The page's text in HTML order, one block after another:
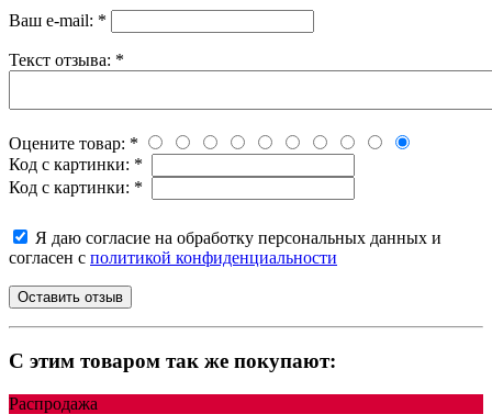
Ваш e-mail: *
Текст отзыва: *
Оцените товар: *
Код с картинки: *
Код с картинки: *
Я даю согласие на обработку персональных данных и
согласен с политикой конфиденциальности
C этим товаром так же покупают:
Распродажа